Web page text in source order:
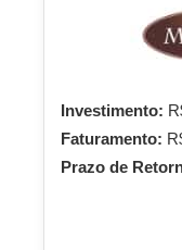
Investimento:
Faturamento:
Prazo de